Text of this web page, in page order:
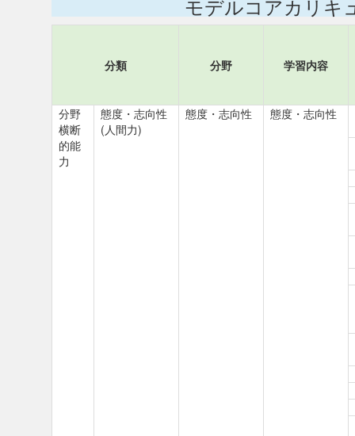
モデルコアカリキ
分類 分野 学習内容
分野
横断
的能
力
態度・志向性
(人間力)
態度・志向性 態度・志向性